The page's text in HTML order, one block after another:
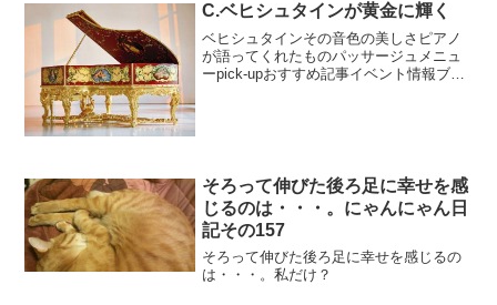
C.ベヒシュタインが黄金に輝く
ベヒシュタインその音色の美しさピアノ
が語ってくれたものパッサージュメニュ
ーpick-upおすすめ記事イベント情報ブロ
そろって伸びた後ろ足に幸せを感
じるのは・・・。にゃんにゃん日
記その157
そろって伸びた後ろ足に幸せを感じるの
は・・・。私だけ？